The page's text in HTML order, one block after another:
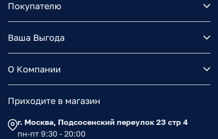
Покупателю
Ваша Выгода
О Компании
Приходите в магазин
г. Москва, Подсосенский переулок 23 стр 4
пн-пт 9:30 - 20:00